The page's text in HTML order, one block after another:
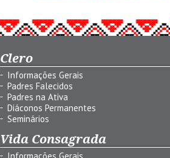
Clero
Informações Gerais
Padres Falecidos
Padres na Ativa
Diáconos Permanentes
Seminários
Vida Consagrada